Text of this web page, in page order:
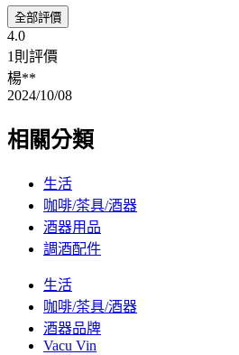
全部評價
4.0
1則評價
楊**
2024/10/08
相關分類
生活
咖啡/茶具/酒器
酒器用品
調酒配件
生活
咖啡/茶具/酒器
酒器品牌
Vacu Vin